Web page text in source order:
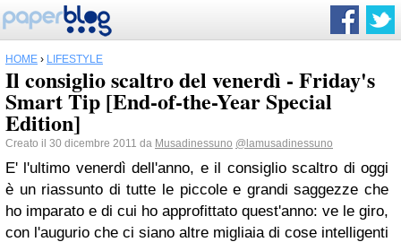
HOME › LIFESTYLE
Il consiglio scaltro del venerdì - Friday's
Smart Tip [End-of-the-Year Special
Edition]
Creato il 30 dicembre 2011 da Musadinessuno @lamusadinessuno
E' l'ultimo venerdì dell'anno, e il consiglio scaltro di oggi
è un riassunto di tutte le piccole e grandi saggezze che
ho imparato e di cui ho approfittato quest'anno: ve le giro,
con l'augurio che ci siano altre migliaia di cose intelligenti